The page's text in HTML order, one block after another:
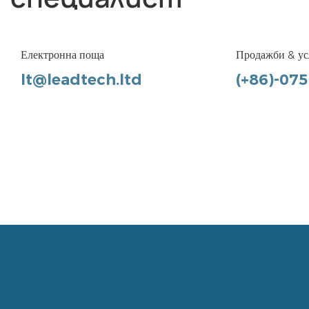
Електронна поща
lt@leadtech.ltd
Продажби &
(+86)-